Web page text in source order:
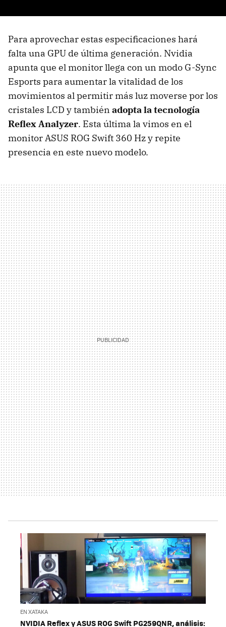
Para aprovechar estas especificaciones hará
falta una GPU de última generación. Nvidia
apunta que el monitor llega con un modo G-Sync
Esports para aumentar la vitalidad de los
movimientos al permitir más luz moverse por los
cristales LCD y también adopta la tecnología
Reflex Analyzer. Esta última la vimos en el
monitor ASUS ROG Swift 360 Hz y repite
presencia en este nuevo modelo.
EN XATAKA
NVIDIA Reflex y ASUS ROG Swift PG259QNR, análisis: